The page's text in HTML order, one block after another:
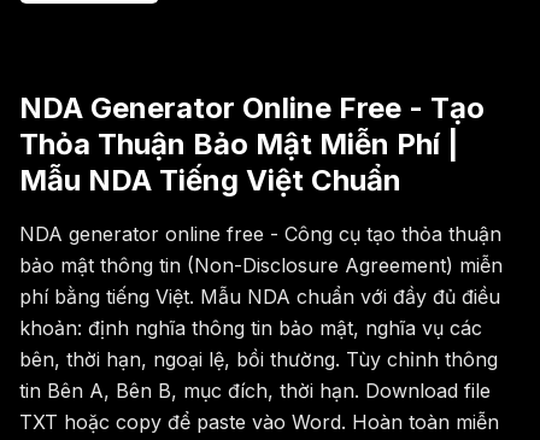
NDA Generator Online Free - Tạo
Thỏa Thuận Bảo Mật Miễn Phí |
Mẫu NDA Tiếng Việt Chuẩn
NDA generator online free - Công cụ tạo thỏa thuận
bảo mật thông tin (Non-Disclosure Agreement) miễn
phí bằng tiếng Việt. Mẫu NDA chuẩn với đầy đủ điều
khoản: định nghĩa thông tin bảo mật, nghĩa vụ các
bên, thời hạn, ngoại lệ, bồi thường. Tùy chỉnh thông
tin Bên A, Bên B, mục đích, thời hạn. Download file
TXT hoặc copy để paste vào Word. Hoàn toàn miễn